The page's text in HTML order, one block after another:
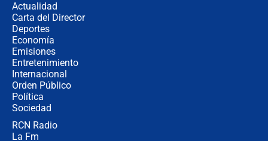
Actualidad
Carta del Director
Deportes
Economía
Emisiones
Entretenimiento
Internacional
Orden Público
Política
Sociedad
RCN Radio
La Fm